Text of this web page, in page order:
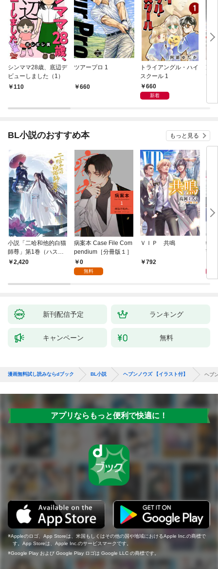
シンママ28歳、底辺デ
ビューしました（1）
110
ツアープロ 1
660
トライアングル・ハイ
スクール 1
660
新着
冷
て
BL小説のおすすめ本 もっと見る
小説「二哈和他的白猫
師尊」第1巻（ハスキ
ーとかれのしろねこし
2,420
病案本 Case File Com
pendium［分冊版１］
0
無料
ＶＩＰ 共鳴
792
転
寵
新刊配信予定 ランキング
キャンペーン 無料
漫画無料試し読みならdブック BL小説 ヘブンノウズ 【イラスト付】 ヘブ
アプリならもっと便利で快適に！
Appleのロゴ、App Storeは、米国もしくはその他の国や地域におけるApple Inc.の商標で
す。App Storeは、Apple Inc.のサービスマークです。
Google Play および Google Play ロゴは Google LLC の商標です。